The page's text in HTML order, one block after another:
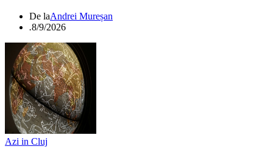
De laAndrei Mureșan
.8/9/2026
Azi in Cluj